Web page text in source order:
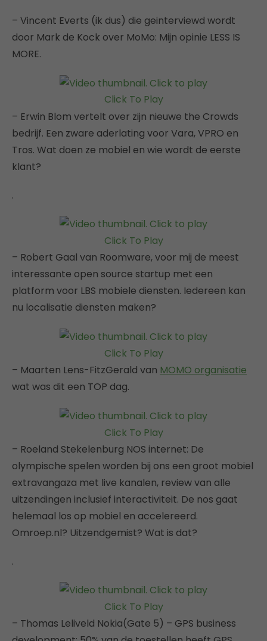
– Vincent Everts (ik dus) die geinterviewd wordt
door Mark de Kock over MoMo: Mijn opinie LESS IS
MORE.
Click To Play
– Erwin Blom vertelt over zijn nieuwe the Crowds
bedrijf. Een zware aderlating voor Vara, VPRO en
Tros. Wat doen ze mobiel en wie wordt de eerste
klant?
.
Click To Play
– Robert Gaal van Roomware, voor mij de meest
interessante open source startup met een
platform voor LBS mobiele diensten. Iedereen kan
nu localisatie diensten maken?
Click To Play
– Maarten Lens-FitzGerald van MOMO organisatie
wat was dit een TOP dag.
Click To Play
– Roeland Stekelenburg NOS internet: De
olympische spelen worden bij ons een groot mobiel
extravangaza met live kanalen, review van alle
uitzendingen inclusief interactiviteit. De nos gaat
helemaal los op mobiel en accelereerd.
Omroep.nl? Uitzendgemist? Wat is dat?
.
Click To Play
– Thomas Leliveld Nokia(Gate 5) – GPS business